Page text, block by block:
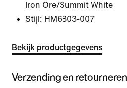
Iron Ore/Summit White
Stijl: HM6803-007
Bekijk productgegevens
Verzending en retourneren